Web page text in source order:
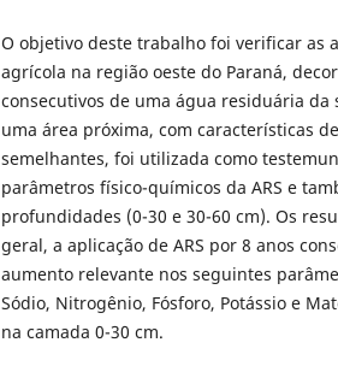
O objetivo deste trabalho foi verificar as
agrícola na região oeste do Paraná,
consecutivos de uma água residuária da
uma área próxima, com características
semelhantes, foi utilizada como
parâmetros físico-químicos da ARS e
profundidades (0-30 e 30-60 cm). Os
geral, a aplicação de ARS por 8 anos
aumento relevante nos seguintes
Sódio, Nitrogênio, Fósforo, Potássio e
na camada 0-30 cm.